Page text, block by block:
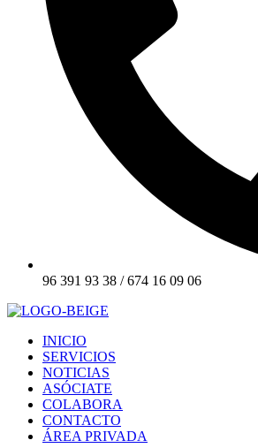
96 391 93 38 / 674 16 09 06
INICIO
SERVICIOS
NOTICIAS
ASÓCIATE
COLABORA
CONTACTO
ÁREA PRIVADA